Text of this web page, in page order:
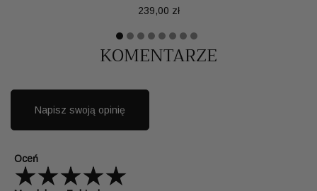
Cena
239,00 zł
KOMENTARZE
Napisz swoją opinię
Oceń